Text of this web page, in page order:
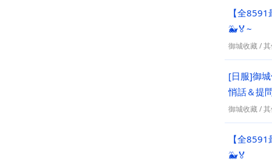
【全
🐳🏅~
御城收藏/
[日服]御
悄話＆
御城收藏/
【全
🐳🏅